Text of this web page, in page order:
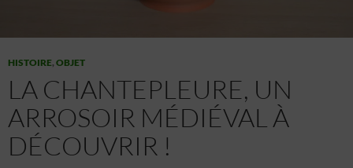
HISTOIRE, OBJET
LA CHANTEPLEURE, UN
ARROSOIR MÉDIÉVAL À
DÉCOUVRIR !